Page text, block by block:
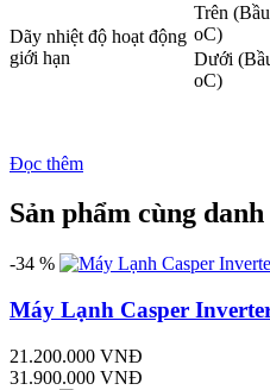
Dãy nhiệt độ hoạt động
giới hạn
Trên
oC)
Dưới
oC)
Đọc thêm
Sản phẩm cùng
-34 %
Máy Lạnh Casper
21.200.000 VNĐ
31.900.000 VNĐ